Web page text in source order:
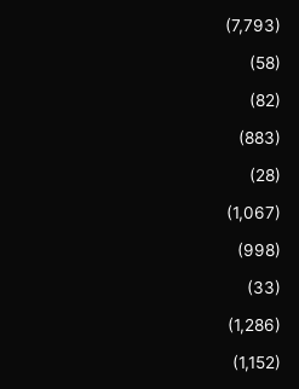
(7,793)
(58)
(82)
(883)
(28)
(1,067)
(998)
(33)
(1,286)
(1,152)